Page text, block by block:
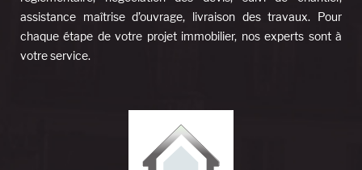
assistance maîtrise d’ouvrage, livraison des travaux. Pour
chaque étape de votre projet immobilier, nos experts sont à
votre service.